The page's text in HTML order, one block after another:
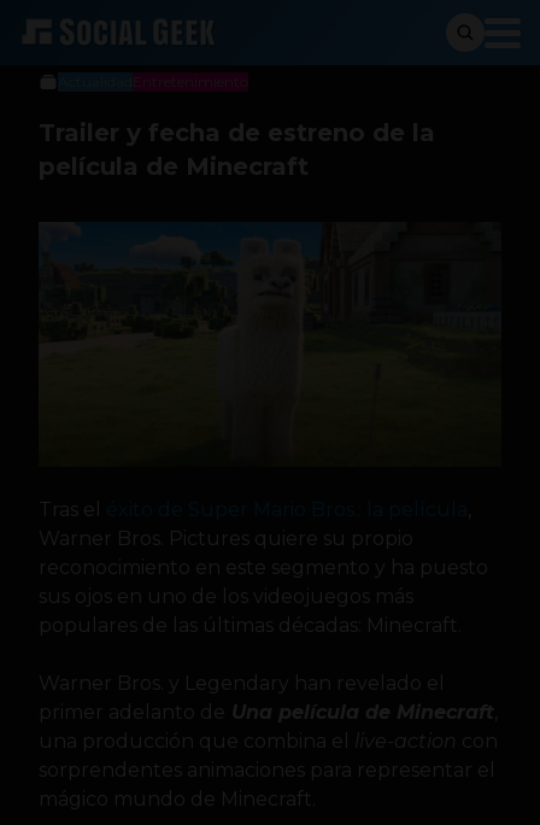
Social Geek
4 de septiembre de 2024
Trailer y fecha de estreno de la
película de Minecraft
Tras el
Warner Bros. Pictures quiere su propio
reconocimiento en este segmento y ha puesto
sus ojos en uno de los videojuegos más
populares de las últimas décadas: Minecraft.
Warner Bros. y Legendary han revelado el
primer adelanto de Una película de Minecraft
una producción que combina el
live-action con
sorprendentes animaciones para representar el
mágico mundo de Minecraft.